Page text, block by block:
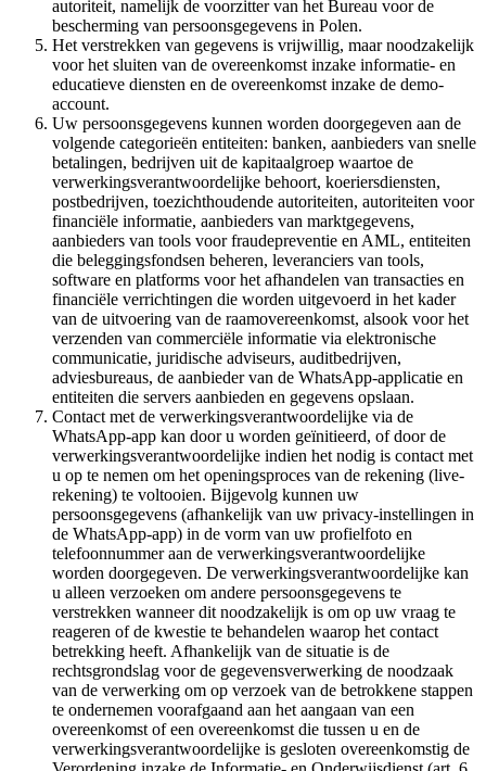
autoriteit, namelijk de voorzitter van het Bureau voor de
bescherming van persoonsgegevens in Polen.
Het verstrekken van gegevens is vrijwillig, maar noodzakelijk
voor het sluiten van de overeenkomst inzake informatie- en
educatieve diensten en de overeenkomst inzake de demo-
account.
Uw persoonsgegevens kunnen worden doorgegeven aan de
volgende categorieën entiteiten: banken, aanbieders van snelle
betalingen, bedrijven uit de kapitaalgroep waartoe de
verwerkingsverantwoordelijke behoort, koeriersdiensten,
postbedrijven, toezichthoudende autoriteiten, autoriteiten voor
financiële informatie, aanbieders van marktgegevens,
aanbieders van tools voor fraudepreventie en AML, entiteiten
die beleggingsfondsen beheren, leveranciers van tools,
software en platforms voor het afhandelen van transacties en
financiële verrichtingen die worden uitgevoerd in het kader
van de uitvoering van de raamovereenkomst, alsook voor het
verzenden van commerciële informatie via elektronische
communicatie, juridische adviseurs, auditbedrijven,
adviesbureaus, de aanbieder van de WhatsApp-applicatie en
entiteiten die servers aanbieden en gegevens opslaan.
Contact met de verwerkingsverantwoordelijke via de
WhatsApp-app kan door u worden geïnitieerd, of door de
verwerkingsverantwoordelijke indien het nodig is contact met
u op te nemen om het openingsproces van de rekening (live-
rekening) te voltooien. Bijgevolg kunnen uw
persoonsgegevens (afhankelijk van uw privacy-instellingen in
de WhatsApp-app) in de vorm van uw profielfoto en
telefoonnummer aan de verwerkingsverantwoordelijke
worden doorgegeven. De verwerkingsverantwoordelijke kan
u alleen verzoeken om andere persoonsgegevens te
verstrekken wanneer dit noodzakelijk is om op uw vraag te
reageren of de kwestie te behandelen waarop het contact
betrekking heeft. Afhankelijk van de situatie is de
rechtsgrondslag voor de gegevensverwerking de noodzaak
van de verwerking om op verzoek van de betrokkene stappen
te ondernemen voorafgaand aan het aangaan van een
overeenkomst of een overeenkomst die tussen u en de
verwerkingsverantwoordelijke is gesloten overeenkomstig de